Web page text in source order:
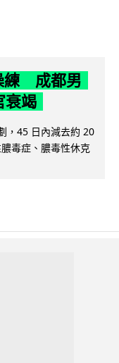
練 成都男
衰竭
，45 日內減去約 20
毒症、膿毒性休克